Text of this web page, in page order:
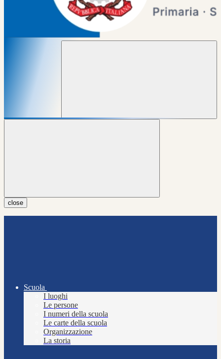
close
Scuola
I luoghi
Le persone
I numeri della scuola
Le carte della scuola
Organizzazione
La storia